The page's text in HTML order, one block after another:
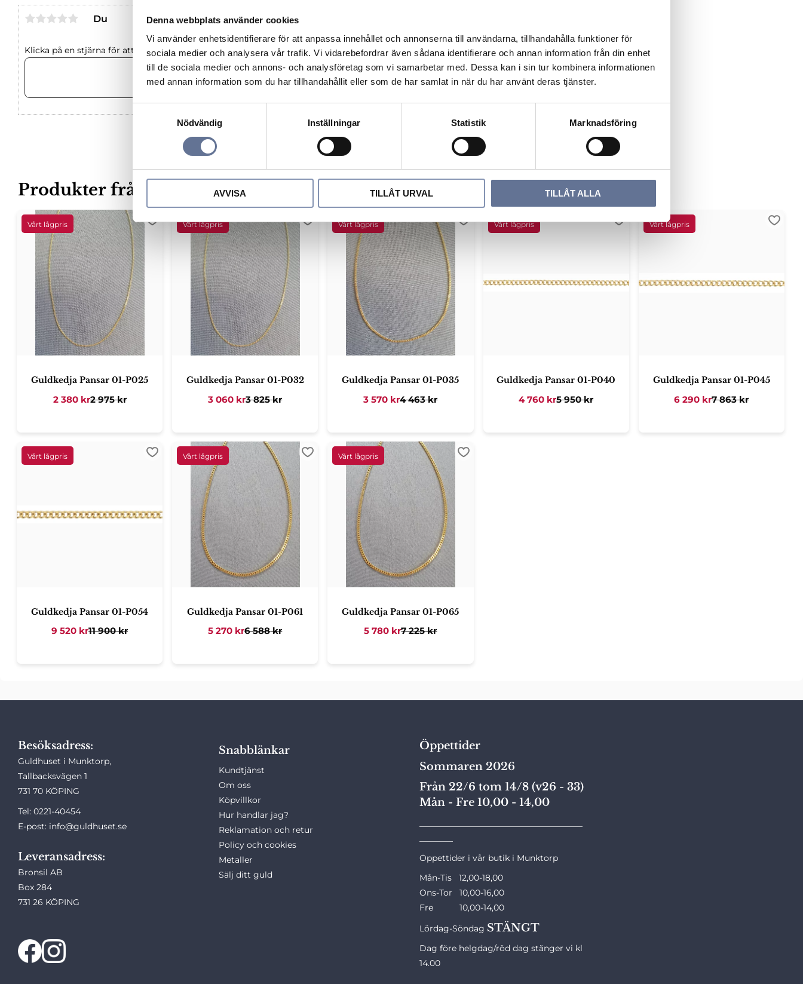
Denna webbplats använder cookies
Vi använder enhetsidentifierare för att anpassa innehållet och annonserna till användarna, tillhandahålla funktioner för
sociala medier och analysera vår trafik. Vi vidarebefordrar även sådana identifierare och annan information från din enhet
till de sociala medier och annons- och analysföretag som vi samarbetar med. Dessa kan i sin tur kombinera informationen
med annan information som du har tillhandahållit eller som de har samlat in när du har använt deras tjänster.
y
k
e
s
v
a
l
Nödvändig Inställningar Statistik Marknadsföring
AVVISA TILLÅT URVAL TILLÅT ALLA
Du
Klicka på en stjärna för att sätta ditt betyg
Produkter från samma kategori
Guldkedja Pansar 01-P025
2 380kr2 975kr
Lägg till i favoriter
Guldkedja Pansar 01-P032
3 060 kr3 825kr
Lägg till i favoriter
Guldkedja Pansar 01-P035
3 570 kr4 463kr
Lägg till i favoriter
Guldkedja Pansar 01-P040
4 760 kr5 950kr
Lägg till i favoriter
Guldkedja Pansar 01-P045
6 290 kr7 863kr
Lägg
Guldkedja Pansar 01-P054
9 520 kr11 900kr
Lägg till i favoriter
Guldkedja Pansar 01-P061
5 270 kr6 588kr
Lägg till i favoriter
Guldkedja Pansar 01-P065
5 780 kr7 225kr
Lägg till i favoriter
Besöksadress:
Guldhuset i Munktorp,
Tallbacksvägen 1
731 70 KÖPING
Tel: 0221-40454
E-post: info@guldhuset.se
Leveransadress:
Bronsil AB
Box 284
731 26 KÖPING
Snabblänkar
Kundtjänst
Om oss
Köpvillkor
Hur handlar jag?
Reklamation och retur
Policy och cookies
Metaller
Sälj ditt guld
Öppettider
Sommaren 2026
Från 22/6 tom 14/8 (v26 - 33)
Mån - Fre 10,00 - 14,00
Öppettider i vår butik i Munktorp
Mån-Tis 12,00-18,00
Ons-Tor 10,00-16,00
Fre 10,00-14,00
Lördag-Söndag STÄNGT
Dag före helgdag/röd dag stänger vi kl
14.00